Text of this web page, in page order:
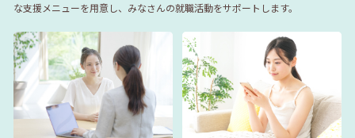
な支援メニューを用意し、みなさんの就職活動をサポートします。